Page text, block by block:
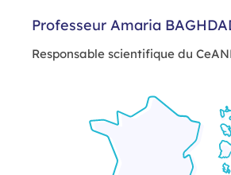
Professeur Amaria
Responsable scientifique du